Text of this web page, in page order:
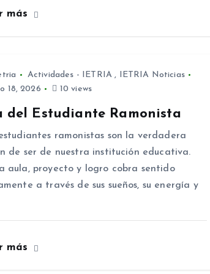
más
Actividades - IETRIA , IETRIA Noticias
18, 2026
10 views
del Estudiante Ramonista
ramonistas son la verdadera
de ser de nuestra institución educativa.
aula, proyecto y logro cobra sentido
a través de sus sueños, su energía y
más